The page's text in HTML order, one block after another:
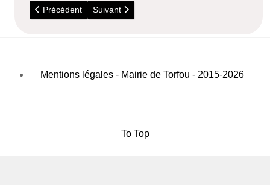
Article précédent : Moustique Tigre en Essonne
Précédent Article suivant : Alerte aux cyanobacteries
Suivant
Mentions légales - Mairie de Torfou - 2015-2026
To Top